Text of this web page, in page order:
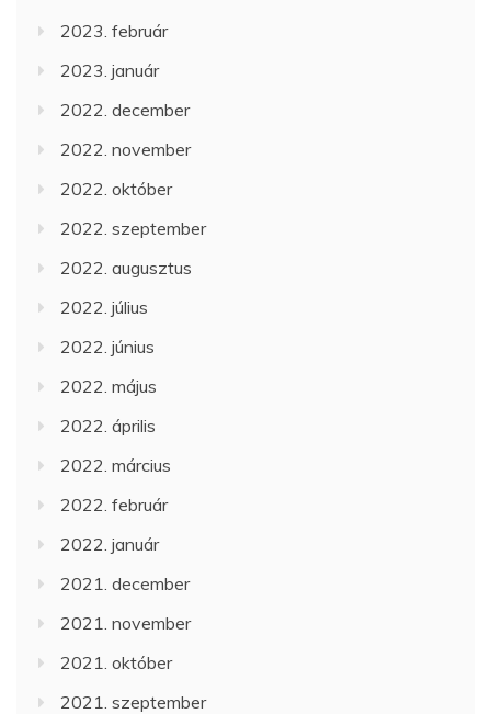
2023. február
2023. január
2022. december
2022. november
2022. október
2022. szeptember
2022. augusztus
2022. július
2022. június
2022. május
2022. április
2022. március
2022. február
2022. január
2021. december
2021. november
2021. október
2021. szeptember